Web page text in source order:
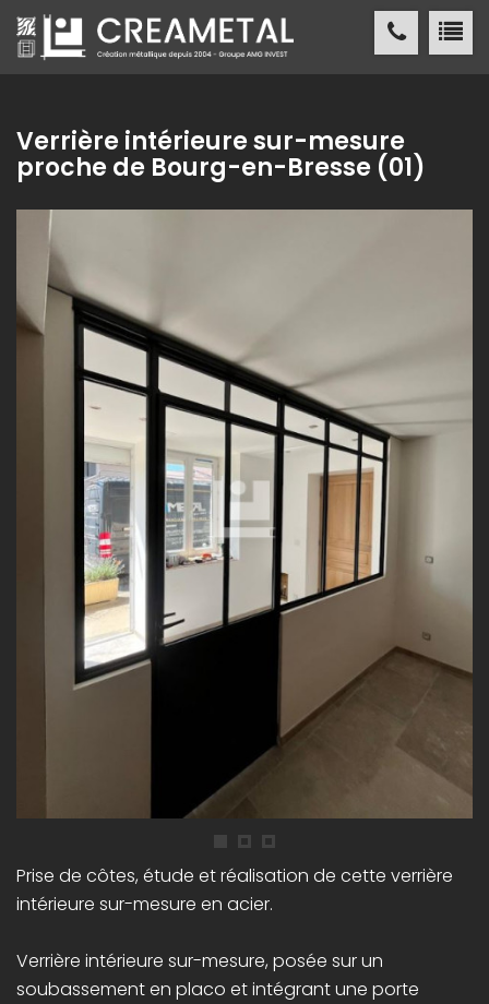
CREAMETAL Création métallique
CREAMETAL
NOS
ACTUALITÉS/ PRESSE
CONTACT
Verrière intérieure sur-mesure
proche de Bourg-en-Bresse (01)
Prise de côtes, étude et réalisation de cette verrière
intérieure sur-mesure en acier.
Verrière intérieure sur-mesure, posée sur un
soubassement en placo et intégrant une porte